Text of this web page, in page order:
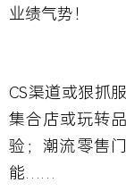
业绩气势！
CS渠道或狠抓
集合店或玩转
验；潮流零售
能……